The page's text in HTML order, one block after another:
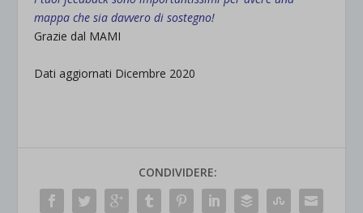
mappa che sia davvero di sostegno!
Grazie dal MAMI
Dati aggiornati Dicembre 2020
CONDIVIDERE: